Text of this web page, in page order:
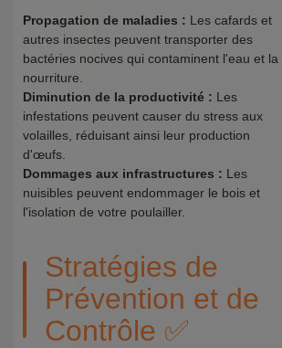
Propagation de maladies : Les cafards et
autres insectes peuvent transporter des
bactéries nocives qui contaminent l'eau et la
nourriture.
Diminution de la productivité : Les
infestations peuvent causer du stress aux
volailles, réduisant ainsi leur production
d'œufs.
Dommages aux infrastructures : Les
nuisibles peuvent endommager le bois et
l'isolation de votre poulailler.
Stratégies de
Prévention et de
Contrôle ✅